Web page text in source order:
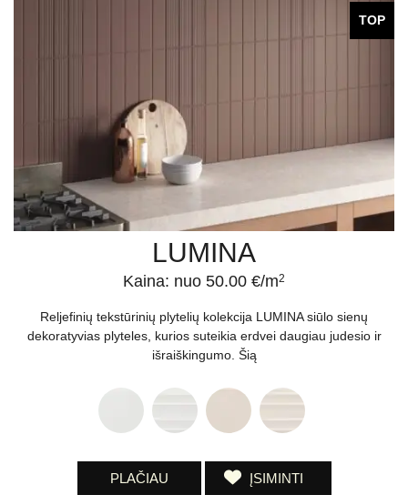
TOP
LUMINA
Kaina: nuo 50.00 €/m2
Reljefinių tekstūrinių plytelių kolekcija LUMINA siūlo sienų
dekoratyvias plyteles, kurios suteikia erdvei daugiau judesio ir
išraiškingumo. Šią
PLAČIAU ĮSIMINTI